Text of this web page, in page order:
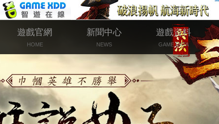
遊戲官網
HOME
新聞中心
NEWS
遊戲資料
GAME DATA